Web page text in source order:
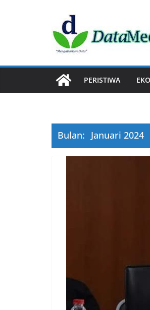
PERISTIWA
Bulan: Januari 2024